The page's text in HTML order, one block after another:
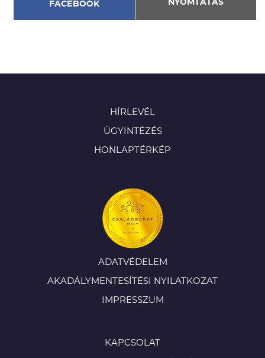
FACEBOOK NYOMTATÁS
HÍRLEVÉL
ÜGYINTÉZÉS
HONLAPTÉRKÉP
ADATVÉDELEM
AKADÁLYMENTESÍTÉSI NYILATKOZAT
IMPRESSZUM
KAPCSOLAT